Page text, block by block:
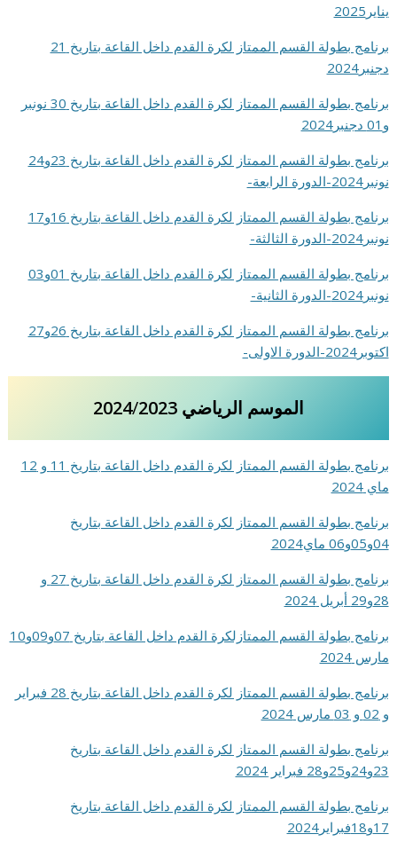
يناير2025
برنامج بطولة القسم الممتاز لكرة القدم داخل القاعة بتاريخ 21
دجنبر2024
برنامج بطولة القسم الممتاز لكرة القدم داخل القاعة بتاريخ 30 نونبر
و01 دجنبر2024
برنامج بطولة القسم الممتاز لكرة القدم داخل القاعة بتاريخ 23و24
نونبر2024-الدورة الرابعة-
برنامج بطولة القسم الممتاز لكرة القدم داخل القاعة بتاريخ 16و17
نونبر2024-الدورة الثالثة-
برنامج بطولة القسم الممتاز لكرة القدم داخل القاعة بتاريخ 01و03
نونبر2024-الدورة الثانية-
برنامج بطولة القسم الممتاز لكرة القدم داخل القاعة بتاريخ 26و27
اكتوبر2024-الدورة الاولى-
الموسم الرياضي 2024 /2023
برنامج بطولة القسم الممتاز لكرة القدم داخل القاعة بتاريخ 11 و 12
ماي 2024
برنامج بطولة القسم الممتاز لكرة القدم داخل القاعة بتاريخ
04و05و06 ماي2024
برنامج بطولة القسم الممتاز لكرة القدم داخل القاعة بتاريخ 27 و
28و29 أبريل 2024
برنامج بطولة القسم الممتازلكرة القدم داخل القاعة بتاريخ 07و09و10
مارس 2024
برنامج بطولة القسم الممتاز لكرة القدم داخل القاعة بتاريخ 28 فبراير
و 02 و 03 مارس 2024
برنامج بطولة القسم الممتاز لكرة القدم داخل القاعة بتاريخ
23و24و25و28 فبراير 2024
برنامج بطولة القسم الممتاز لكرة القدم داخل القاعة بتاريخ
17و18فبراير2024